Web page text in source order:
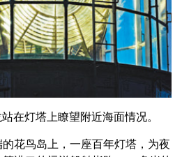
灯塔上瞭望附近海面情况。
鸟岛上，一座百年灯塔，为夜